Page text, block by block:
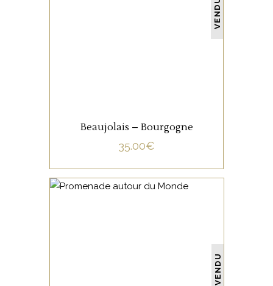
VENDU
Beaujolais – Bourgogne
35.00€
VENDU